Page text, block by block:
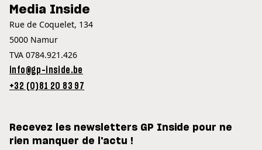
Media Inside
Rue de Coquelet, 134
5000 Namur
TVA 0784.921.426
info@gp-inside.be
+32 (0)81 20 83 97
Recevez les newsletters GP Inside pour ne
rien manquer de l'actu !